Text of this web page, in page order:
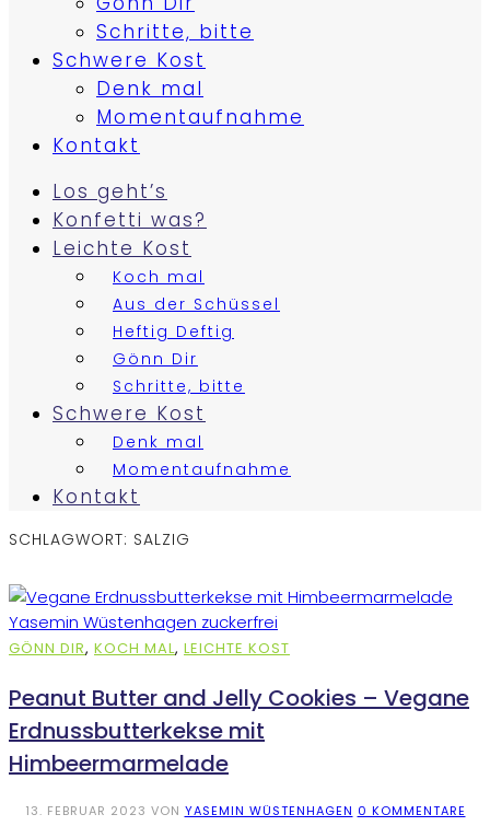
Schritte, bitte
Schwere Kost
Denk mal
Momentaufnahme
Kontakt
Los geht’s
Konfetti was?
Leichte Kost
Koch mal
Aus der Schüssel
Heftig Deftig
Gönn Dir
Schritte, bitte
Schwere Kost
Denk mal
Momentaufnahme
Kontakt
SCHLAGWORT: SALZIG
GÖNN DIR, KOCH MAL, LEICHTE KOST
Peanut Butter and Jelly Cookies – Vegane
Erdnussbutterkekse mit
Himbeermarmelade
13. FEBRUAR 2023 VON YASEMIN WÜSTENHAGEN 0 KOMMENTARE